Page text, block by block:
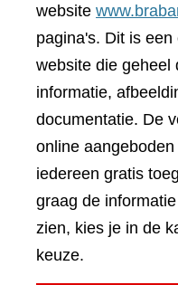
website
pagina's. Dit is
website die geheel
informatie,
documentatie. De
online
iedereen gratis
graag de
zien, kies je in de
keuze.